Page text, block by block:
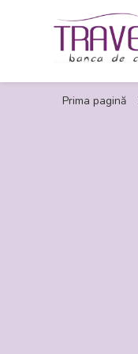
TravelBank.ro
Prima pagină